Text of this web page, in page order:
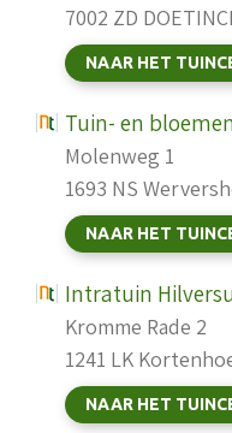
7002 ZD
NAAR HET
Tuin- en
Molenweg 1
1693 NS
NAAR HET
Intratuin
Kromme Rade 2
1241 LK
NAAR HET